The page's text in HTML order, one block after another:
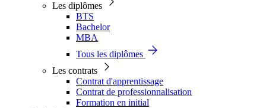
Les diplômes
BTS
Bachelor
MBA
Tous les diplômes
Les contrats
Contrat d'apprentissage
Contrat de professionnalisation
Formation en initial